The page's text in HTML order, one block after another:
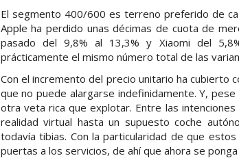
El segmento 400/600 es terreno preferido de
Apple ha perdido unas décimas de cuota de
pasado del 9,8% al 13,3% y Xiaomi del
prácticamente el mismo número total de las
Con el incremento del precio unitario ha cubierto
que no puede alargarse indefinidamente. Y,
otra veta rica que explotar. Entre las
realidad virtual hasta un supuesto coche
todavía tibias. Con la particularidad de que estos
puertas a los servicios, de ahí que ahora se